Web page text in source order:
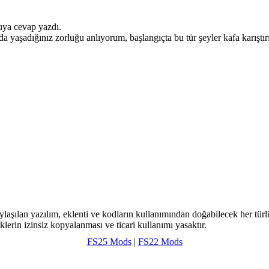
cevap yazdı.
zorluğu anlıyorum, başlangıçta bu tür şeyler kafa
yazılım, eklenti ve kodların kullanımından doğabilecek her
izinsiz kopyalanması ve ticari kullanımı yasaktır.
FS25 Mods| FS22 Mods